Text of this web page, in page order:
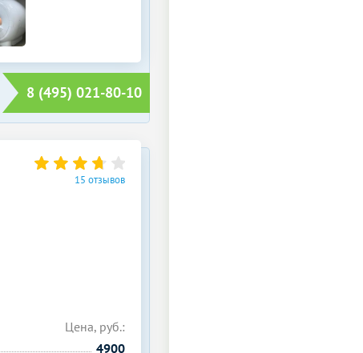
8 (495) 021-80-10
15 отзывов
Цена, руб.:
4900